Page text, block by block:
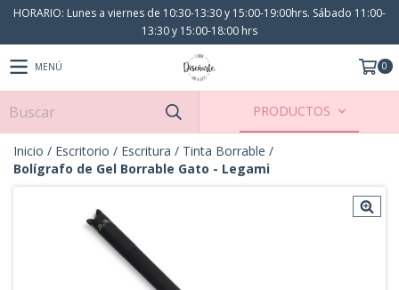
HORARIO: Lunes a viernes de 10:30-13:30 y 15:00-19:00hrs. Sábado 11:00-
13:30 y 15:00-18:00 hrs
MENÚ 0
PRODUCTOS
Inicio / Escritorio / Escritura / Tinta Borrable /
Bolígrafo de Gel Borrable Gato - Legami